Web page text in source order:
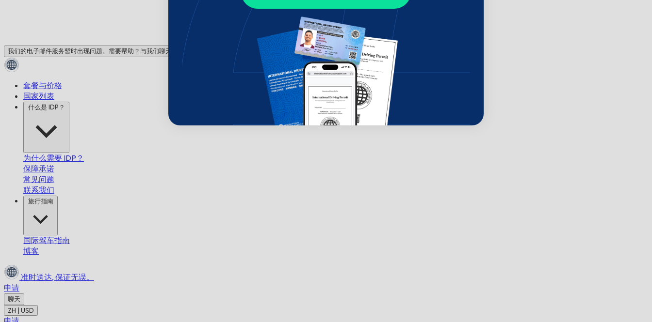
我们的电子邮件服务暂时出现问题。需要帮助？与我们聊天！
套餐与价格
国家列表
什么是 IDP？
为什么需要 IDP？
保障承诺
常见问题
联系我们
旅行指南
国际驾车指南
博客
准时送达, 保证无误。
申请
聊天
ZH | USD